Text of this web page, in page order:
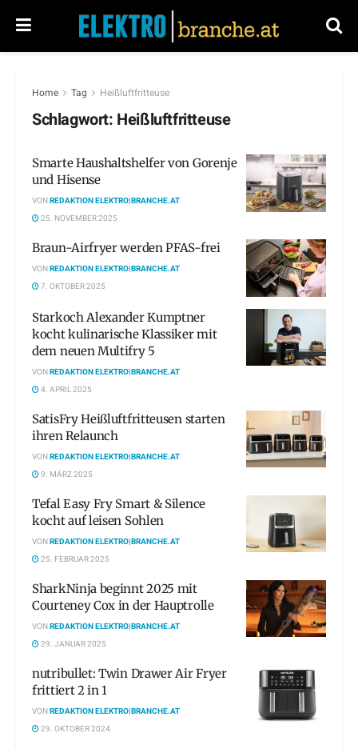
Home Tag Heißluftfritteuse
Schlagwort: Heißluftfritteuse
Smarte Haushaltshelfer von Gorenje
und Hisense
VONREDAKTION ELEKTRO|BRANCHE.AT
25. NOVEMBER 2025
Braun-Airfryer werden PFAS-frei
VONREDAKTION ELEKTRO|BRANCHE.AT
7. OKTOBER 2025
Starkoch Alexander Kumptner
kocht kulinarische Klassiker mit
dem neuen Multifry 5
VONREDAKTION ELEKTRO|BRANCHE.AT
4. APRIL 2025
SatisFry Heißluftfritteusen starten
ihren Relaunch
VONREDAKTION ELEKTRO|BRANCHE.AT
9. MÄRZ 2025
Tefal Easy Fry Smart & Silence
kocht auf leisen Sohlen
VONREDAKTION ELEKTRO|BRANCHE.AT
25. FEBRUAR 2025
SharkNinja beginnt 2025 mit
Courteney Cox in der Hauptrolle
VONREDAKTION ELEKTRO|BRANCHE.AT
29. JANUAR 2025
nutribullet: Twin Drawer Air Fryer
frittiert 2 in 1
VONREDAKTION ELEKTRO|BRANCHE.AT
29. OKTOBER 2024